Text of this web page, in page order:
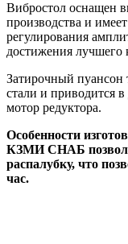
Вибростол оснащен
производства и
регулирования
достижения лучшего
Затирочный пуансон
стали и приводится
мотор редуктора.
Особенности
КЗМИ СНАБ
распалубку, что
час.